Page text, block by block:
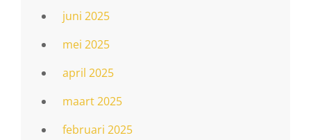
juni 2025
mei 2025
april 2025
maart 2025
februari 2025